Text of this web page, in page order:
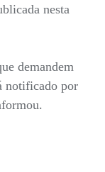
nesta
demandem
notificado por